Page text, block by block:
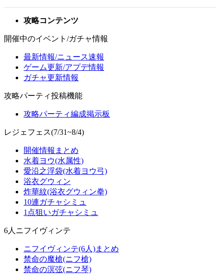
攻略コンテンツ
開催中のイベント/ガチャ情報
最新情報/ニュース速報
ゲーム更新/アプデ情報
ガチャ更新情報
攻略パーティ投稿機能
攻略パーティ編成掲示板
レジェフェス(7/31~8/4)
開催情報まとめ
水着ヨウ(水属性)
愛沿之浮袋(水着ヨウ弓)
浴衣グウィン
炸華紋(浴衣グウィン拳)
10連ガチャシミュ
1点狙いガチャシミュ
6人ニフイヴィンテ
ニフイヴィンテ(6人)まとめ
禁命の魔槍(ニフ槍)
禁命の溟弦(ニフ琴)